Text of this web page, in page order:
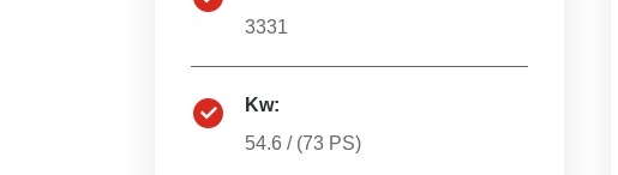
3331
Kw:
54.6 / (73 PS)